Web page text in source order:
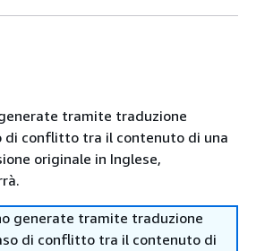
tramite traduzione
di conflitto tra il contenuto di una
originale in Inglese,
generate tramite traduzione
di conflitto tra il contenuto di